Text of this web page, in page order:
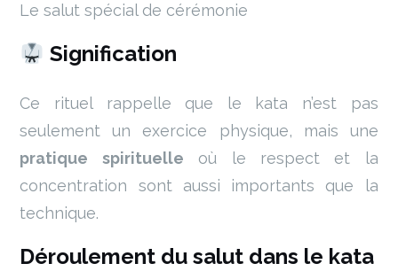
Le salut spécial de cérémonie
Signification
Ce rituel rappelle que le kata n’est pas
seulement un exercice physique, mais une
pratique spirituelle où le respect et la
concentration sont aussi importants que la
technique.
Déroulement du salut dans le kata